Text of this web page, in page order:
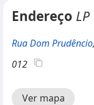
Endereço LP
Rua Dom Prudêncio
012
Ver mapa